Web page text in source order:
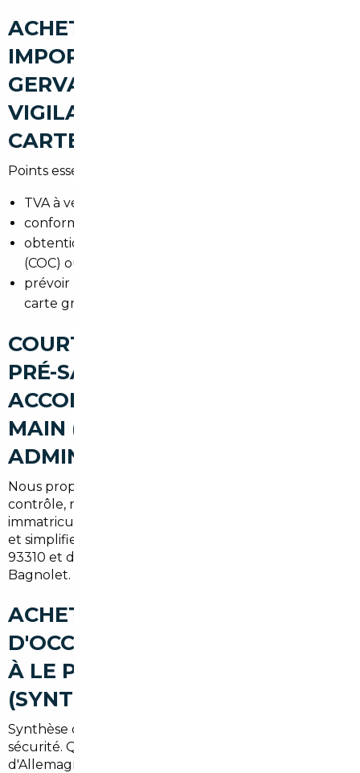
ACHETER UNE VOITURE
IMPORTÉE À LE PRÉ-SAINT-
GERVAIS : LES POINTS DE
VIGILANCE (TVA, CONFORMITÉ,
CARTE GRISE)
Points essentiels :
TVA à vérifier selon le pays d'achat,
conformité au contrôle technique français,
obtention des certificats de conformité européens
(COC) ou des certificats d'immatriculation d'origine,
prévoir les démarches à la préfecture pour la
carte grise en Seine-Saint-Denis.
COURTIER AUTOMOBILE LE
PRÉ-SAINT-GERVAIS : UN
ACCOMPAGNEMENT CLÉ EN
MAIN (RECHERCHE,
ADMINISTRATIF, LIVRAISON)
Nous proposons un service complet : identification,
contrôle, négociation, transport, paiement sécurisé et
immatriculation. Le suivi personnalisé réduit les délais
et simplifie l'expérience pour les conducteurs du
93310 et des communes voisines comme Pantin ou
Bagnolet.
ACHETER UNE VOITURE
D'OCCASION AU MEILLEUR PRIX
À LE PRÉ-SAINT-GERVAIS
(SYNTHÈSE)
Synthèse des bénéfices : économie, choix élargi et
sécurité. Que ce soit pour un véhicule importé
d'Allemagne ou d'un autre pays européen, faire